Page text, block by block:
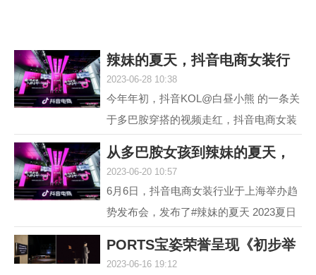
辣妹的夏天，抖音电商女装行
2023-06-28 10:38
今年年初，抖音KOL@白昼小熊 的一条关
于多巴胺穿搭的视频走红，抖音电商女装
最终，#多巴胺女孩 ...
从多巴胺女孩到辣妹的夏天，
2023-06-20 10:57
6月6日，抖音电商女装行业于上海举办趋
势发布会，发布了#辣妹的夏天 2023夏日
计，截至目前，#辣...
PORTS宝姿荣誉呈现《初步举
2023-06-16 19:12